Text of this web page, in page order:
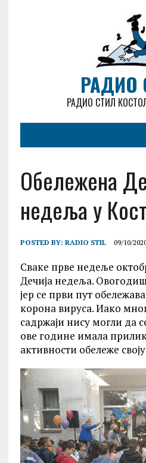
РАДИО
РАДИО СТИЛ
Обележена
недеља у
POSTED BY: RADIO STIL 09/10/
Сваке прве недеље
Дечија недеља.
јер се први пут
корона вируса. Иако
садржаји нису могли да
ове године имала
активности обележе